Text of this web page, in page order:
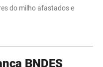
do milho afastados e
BNDES